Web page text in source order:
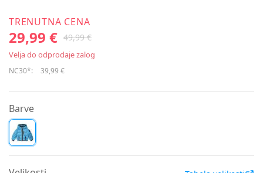
TRENUTNA CENA
29,99 € 49,99 €
Velja do odprodaje zalog
NC30*: 39,99 €
Barve